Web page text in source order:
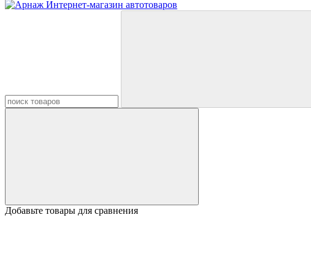
Добавьте товары для сравнения